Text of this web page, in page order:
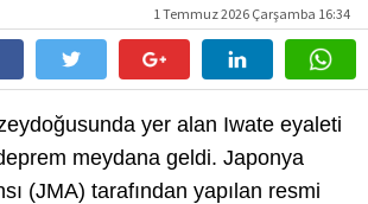
1 Temmuz 2026 Çarşamba 16:34
yer alan Iwate eyaleti
meydana geldi. Japonya
(JMA) tarafından yapılan resmi